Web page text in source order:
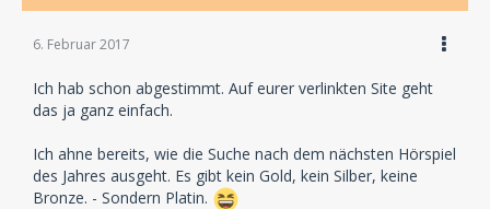
6. Februar 2017
Ich hab schon abgestimmt. Auf eurer verlinkten Site geht
das ja ganz einfach.
Ich ahne bereits, wie die Suche nach dem nächsten Hörspiel
des Jahres ausgeht. Es gibt kein Gold, kein Silber, keine
Bronze. - Sondern Platin.